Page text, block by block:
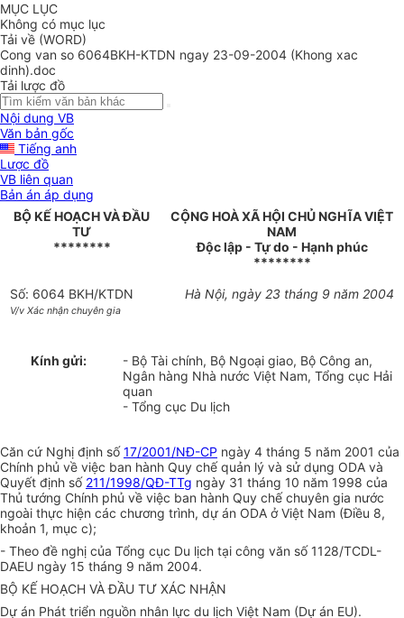
MỤC LỤC
Không có mục lục
Tải về (WORD)
Cong van so 6064BKH-KTDN ngay 23-09-2004 (Khong xac
dinh).doc
Tải lược đồ
Nội dung VB
Văn bản gốc
Tiếng anh
Lược đồ
VB liên quan
Bản án áp dụng
BỘ KẾ HOẠCH VÀ ĐẦU
TƯ
********
CỘNG HOÀ XÃ HỘI CHỦ NGHĨA VIỆT
NAM
Độc lập - Tự do - Hạnh phúc
********
Số: 6064 BKH/KTDN
V/v Xác nhận chuyên gia
Hà Nội, ngày 23 tháng 9 năm 2004
Kính gửi:
- Bộ Tài chính, Bộ Ngoại giao, Bộ Công an,
Ngân hàng Nhà nước Việt Nam, Tổng cục Hải
quan
- Tổng cục Du lịch
Căn cứ Nghị định số17/2001/NĐ-CP ngày 4 tháng 5 năm 2001 của
Chính phủ về việc ban hành Quy chế quản lý và sử dụng ODA và
Quyết định số 211/1998/QĐ-TTg ngày 31 tháng 10 năm 1998 của
Thủ tướng Chính phủ về việc ban hành Quy chế chuyên gia nước
ngoài thực hiện các chương trình, dự án ODA ở Việt Nam (Điều 8,
khoản 1, mục c);
- Theo đề nghị của Tổng cục Du lịch tại công văn số 1128/TCDL-
DAEU ngày 15 tháng 9 năm 2004.
BỘ KẾ HOẠCH VÀ ĐẦU TƯ XÁC NHẬN
Dự án Phát triển nguồn nhân lực du lịch Việt Nam (Dự án EU).